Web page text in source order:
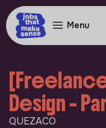
Menu
Design -
QUEZACO